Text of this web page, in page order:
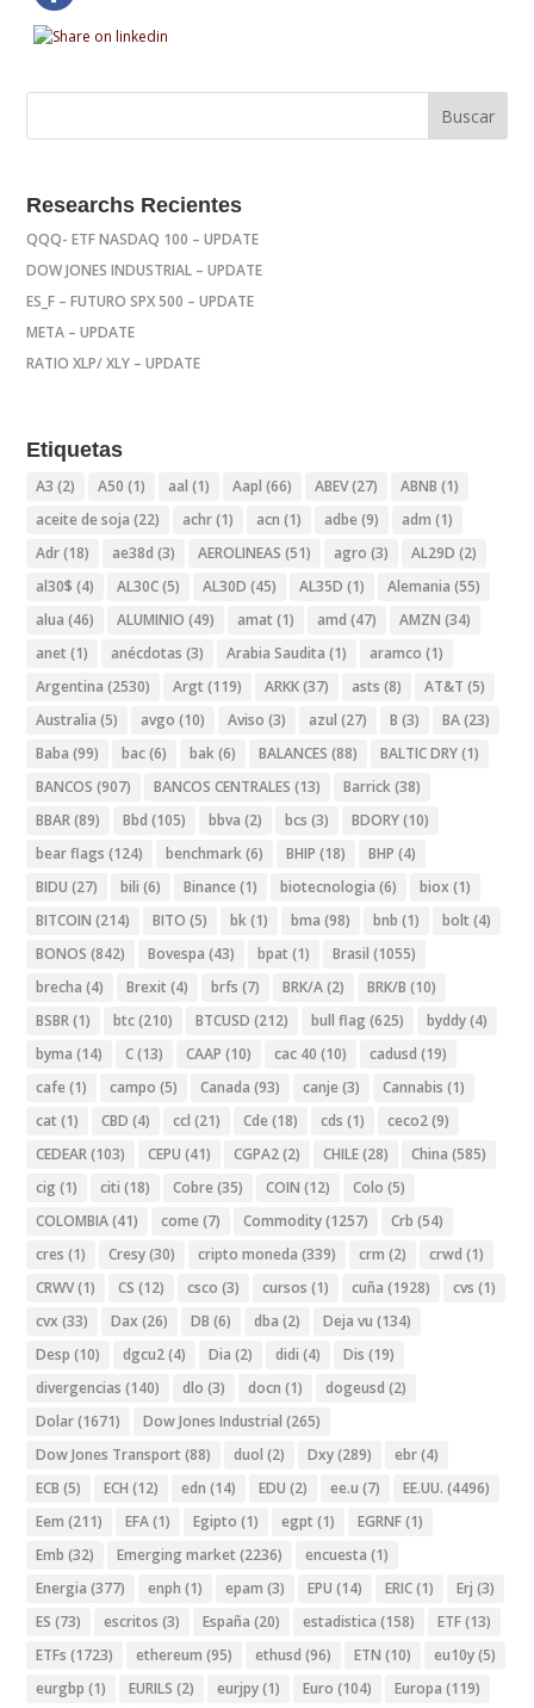
Researchs Recientes
QQQ- ETF NASDAQ 100 – UPDATE
DOW JONES INDUSTRIAL – UPDATE
ES_F – FUTURO SPX 500 – UPDATE
META – UPDATE
RATIO XLP/ XLY – UPDATE
Etiquetas
A3 (2) A50 (1) aal (1) Aapl (66) ABEV(27) ABNB (1)
aceite de soja (22) achr(1) acn (1) adbe (9) adm (1)
Adr(18) ae38d (3) AEROLINEAS (51) agro (3) AL29D (2)
al30$ (4) AL30C(5) AL30D (45) AL35D (1) Alemania (55)
alua (46) ALUMINIO (49) amat (1) amd (47) AMZN (34)
anet (1) anécdotas (3) Arabia Saudita (1) aramco (1)
Argentina (2530) Argt (119) ARKK(37) asts (8) AT&T (5)
Australia (5) avgo (10) Aviso (3) azul (27) B (3) BA(23)
Baba (99) bac(6) bak(6) BALANCES (88) BALTIC DRY(1)
BANCOS (907) BANCOS CENTRALES (13) Barrick(38)
BBAR(89) Bbd (105) bbva (2) bcs (3) BDORY(10)
bear flags (124) benchmark(6) BHIP (18) BHP (4)
BIDU (27) bili (6) Binance (1) biotecnologia (6) biox (1)
BITCOIN (214) BITO (5) bk(1) bma (98) bnb (1) bolt (4)
BONOS (842) Bovespa (43) bpat (1) Brasil (1055)
brecha (4) Brexit (4) brfs (7) BRK/A(2) BRK/B (10)
BSBR(1) btc(210) BTCUSD (212) bull flag (625) byddy(4)
byma (14) C(13) CAAP (10) cac 40 (10) cadusd (19)
cafe (1) campo (5) Canada (93) canje (3) Cannabis (1)
cat (1) CBD (4) ccl (21) Cde (18) cds (1) ceco2(9)
CEDEAR(103) CEPU (41) CGPA2(2) CHILE(28) China (585)
cig (1) citi (18) Cobre (35) COIN (12) Colo (5)
COLOMBIA(41) come (7) Commodity(1257) Crb (54)
cres (1) Cresy(30) cripto moneda (339) crm (2) crwd (1)
CRWV(1) CS (12) csco (3) cursos (1) cuña (1928) cvs (1)
cvx (33) Dax (26) DB (6) dba (2) Deja vu (134)
Desp (10) dgcu2(4) Dia (2) didi (4) Dis (19)
divergencias (140) dlo (3) docn (1) dogeusd (2)
Dolar(1671) Dow Jones Industrial (265)
Dow Jones Transport (88) duol (2) Dxy(289) ebr(4)
ECB (5) ECH (12) edn (14) EDU (2) ee.u (7) EE.UU. (4496)
Eem (211) EFA(1) Egipto (1) egpt (1) EGRNF(1)
Emb (32) Emerging market (2236) encuesta (1)
Energia (377) enph (1) epam (3) EPU (14) ERIC(1) Erj (3)
ES (73) escritos (3) España (20) estadistica (158) ETF(13)
ETFs (1723) ethereum (95) ethusd (96) ETN (10) eu10y(5)
eurgbp (1) EURILS (2) eurjpy(1) Euro (104) Europa (119)